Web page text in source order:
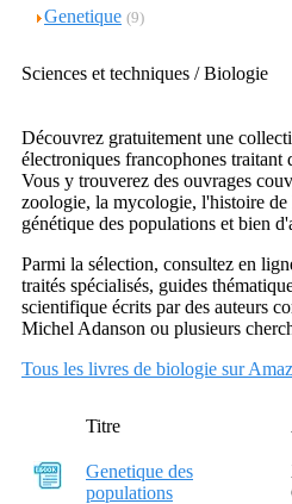
Genetique (9)
Sciences et techniques / Biologie
Découvrez gratuitement une
électroniques francophones traitant
Vous y trouverez des ouvrages
zoologie, la mycologie, l'histoire
génétique des populations et bien
Parmi la sélection, consultez en
traités spécialisés, guides
scientifique écrits par des auteurs
Michel Adanson ou plusieurs
Tous les livres de biologie sur
Titre
Genetique des
populations